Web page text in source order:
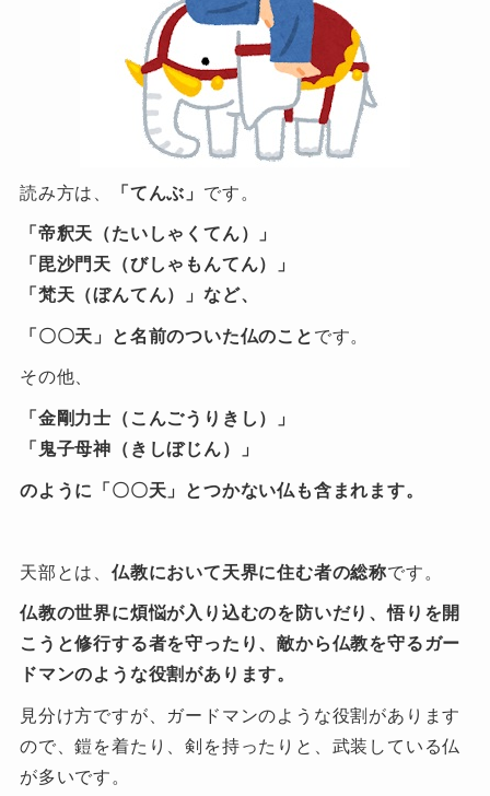
読み方は、 「てんぶ」 です。
「帝釈天（たいしゃくてん）」
「毘沙門天（びしゃもんてん）」
「梵天（ぼんてん）」など、
「〇〇天」と名前のついた仏のこと です。
その他、
「金剛力士（こんごうりきし）」
「鬼子母神（きしぼじん）」
のように 「〇〇天」とつかない仏も含まれます。
天部とは、 仏教において天界に住む者の総称です。
仏教の世界に煩悩が入り込むのを防いだり、悟りを開
こうと修行する者を守ったり、敵から仏教を守るガー
ドマンのような役割があります。
見分け方ですが、ガードマンのような役割があります
ので、鎧を着たり、剣を持ったりと、武装している仏
が多いです。